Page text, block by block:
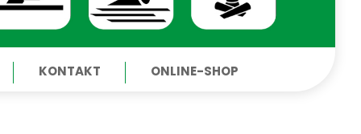
KONTAKT ONLINE-SHOP